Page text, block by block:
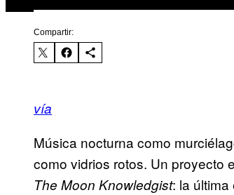
Compartir:
vía
Música nocturna como
como vidrios rotos. Un proyecto
The Moon Knowledgist: la